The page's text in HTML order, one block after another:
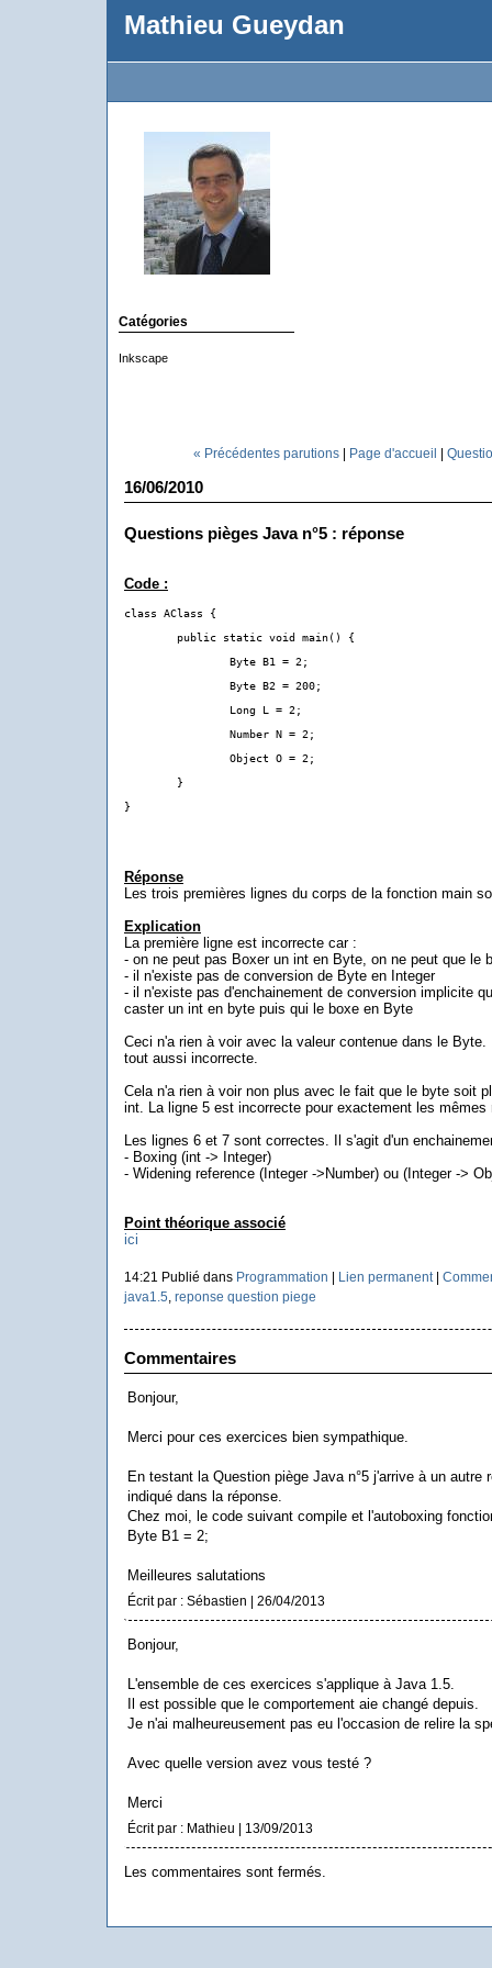
Mathieu Gueydan
Catégories
Inkscape
« Précédentes parutions | Page d'accueil |
16/06/2010
Questions pièges Java n°5 : réponse
Code :
class AClass {
	public static void main() {
		Byte B1 = 2;
		Byte B2 = 200;
		Long L = 2;
		Number N = 2;
		Object O = 2;
	}
}
Réponse
Les trois premières lignes du corps de la fonction main
Explication
La première ligne est incorrecte car :
- on ne peut pas Boxer un int en Byte, on ne peut que le
- il n'existe pas de conversion de Byte en Integer
- il n'existe pas d'enchainement de conversion implicite
caster un int en byte puis qui le boxe en Byte
Ceci n'a rien à voir avec la valeur contenue dans le Byte.
tout aussi incorrecte.
Cela n'a rien à voir non plus avec le fait que le byte soit
int. La ligne 5 est incorrecte pour exactement les mêmes
Les lignes 6 et 7 sont correctes. Il s'agit d'un
- Boxing (int -> Integer)
- Widening reference (Integer ->Number) ou (Integer ->
Point théorique associé
ici
14:21 Publié dans Programmation | Lien permanent |
java1.5 reponse question piege
Commentaires
Bonjour,
Merci pour ces exercices bien sympathique.
En testant la Question piège Java n°5 j'arrive à un autre
indiqué dans la réponse.
Chez moi, le code suivant compile et l'autoboxing
Byte B1 = 2;
Meilleures salutations
Écrit par : Sébastien | 26/04/2013
Bonjour,
L'ensemble de ces exercices s'applique à Java 1.5.
Il est possible que le comportement aie changé depuis.
Je n'ai malheureusement pas eu l'occasion de relire la
Avec quelle version avez vous testé ?
Merci
Écrit par : Mathieu | 13/09/2013
Les commentaires sont fermés.